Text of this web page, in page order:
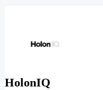
HolonIQ